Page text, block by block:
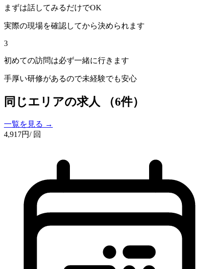
まずは話してみるだけでOK
実際の現場を確認してから決められます
3
初めての訪問は必ず一緒に行きます
手厚い研修があるので未経験でも安心
同じエリアの求人 （6件）
一覧を見る →
4,917円/ 回